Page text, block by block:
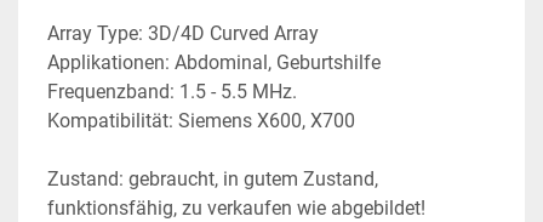
Array Type: 3D/4D Curved Array
Applikationen: Abdominal, Geburtshilfe
Frequenzband: 1.5 - 5.5 MHz.
Kompatibilität: Siemens X600, X700
Zustand: gebraucht, in gutem Zustand,
funktionsfähig, zu verkaufen wie abgebildet!